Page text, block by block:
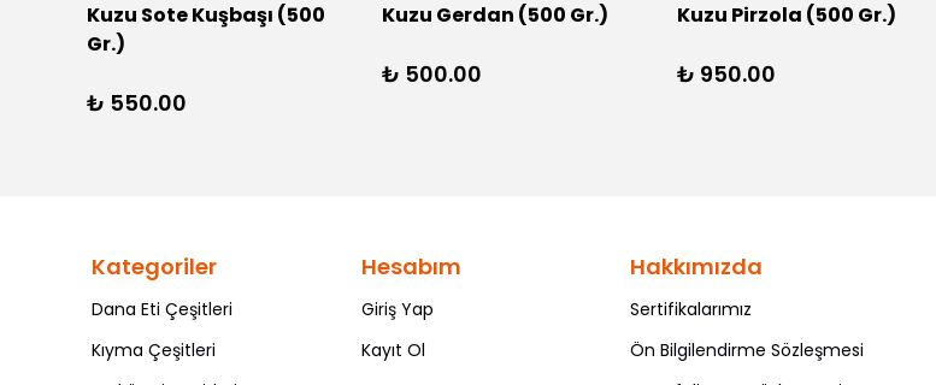
Kuzu Sote Kuşbaşı (500
Gr.)
₺ 550.00
Kuzu Gerdan (500 Gr.)
₺ 500.00
Kuzu Pirzola (500 Gr.)
₺ 950.00
Kategoriler
Dana Eti Çeşitleri
Kıyma Çeşitleri
Hesabım
Giriş Yap
Kayıt Ol
Hakkımızda
Sertifikalarımız
Ön Bilgilendirme Sözleşmesi